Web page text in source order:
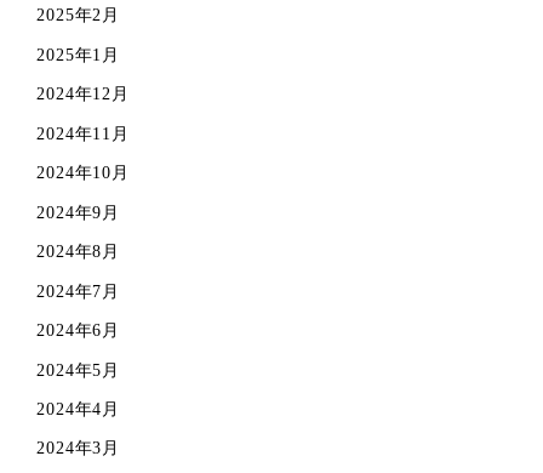
2025年2月
2025年1月
2024年12月
2024年11月
2024年10月
2024年9月
2024年8月
2024年7月
2024年6月
2024年5月
2024年4月
2024年3月